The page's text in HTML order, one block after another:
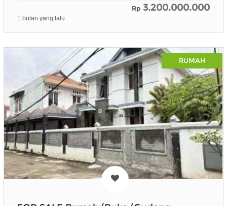
Rp 3.200.000.000
1 bulan yang lalu
RUMAH